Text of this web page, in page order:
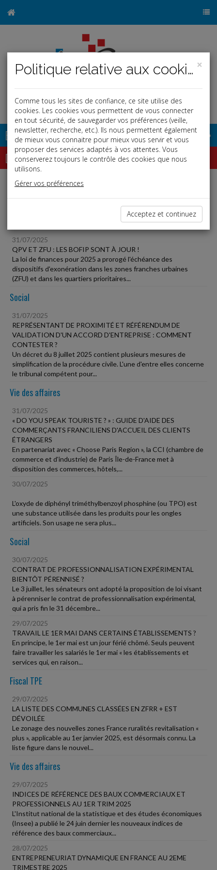
Base documentaire
Dépêches
Liste des dernières dépêches
31/07/2025
QPV ET ZFU : LES BOFIP SONT À JOUR !
La loi de finances pour 2025 a prorogé l'échéance des
dispositifs d'exonération dans les zones franches urbaines
(ZFU) et dans les quartiers prioritaires...
Social
31/07/2025
REPRÉSENTANT DE PROXIMITÉ ET RÉFÉRENDUM DE
VALIDATION D'UN ACCORD D'ENTREPRISE : COMMENT
CONTESTER ?
Un décret du 8 juillet 2025 contient plusieurs mesures de
simplification de la procédure civile. L'une d'entre elles concerne
le tribunal compétent pour...
Vie des affaires
31/07/2025
« DO YOU SPEAK TOURISTE ? » : GUIDE D'AIDE DES
COMMERÇANTS FRANCILIENS D'ACCUEIL DES CLIENTS
ÉTRANGERS
En partenariat avec « Choose Paris Region », la CCI (chambre de
commerce et d'industrie) de Paris Île-de-France met à
disposition des commerces, hôtels,...
30/07/2025
L'oxyde de diphényl triméthylbenzoyl phosphine (ou TPO) est
une substance utilisée dans les produits pour les ongles
artificiels. Son usage ne sera plus...
Social
30/07/2025
CONTRAT DE PROFESSIONNALISATION EXPÉRIMENTAL
BIENTÔT PÉRENNISÉ ?
Le 3 juillet, les sénateurs ont adopté la proposition de loi visant
à pérenniser le contrat de professionnalisation expérimental,
qui a pris fin le 31 décembre...
29/07/2025
TRAVAIL LE 1ER MAI DANS CERTAINS ÉTABLISSEMENTS ?
En principe, le 1er mai est un jour férié chômé. Seuls peuvent
faire travailler les salariés le 1er mai « les établissements et
services qui, en raison...
Fiscal TPE
29/07/2025
LA LISTE DES COMMUNES CLASSÉES EN ZFRR + EST
DÉVOILÉE
Le zonage des nouvelles zones France ruralités revitalisation «
plus », applicable au 1er janvier 2025, est désormais connu. La
liste figure dans le nouvel...
Vie des affaires
29/07/2025
INDICES DE RÉFÉRENCE DES BAUX COMMERCIAUX ET
PROFESSIONNELS AU 1ER TRIM 2025
L'Institut national de la statistique et des études économiques
(Insee) a publié le 24 juin dernier les nouveaux indices de
référence des baux commerciaux...
28/07/2025
ENTREPRENEURIAT DYNAMIQUE EN FRANCE AU 2EME
TRIMESTRE 2025
×
Politique relative aux cookies
Comme tous les sites de confiance, ce site utilise des
cookies. Les cookies vous permettent de vous connecter
en tout sécurité, de sauvegarder vos préférences (veille,
newsletter, recherche, etc.). Ils nous permettent également
de mieux vous connaitre pour mieux vous servir et vous
proposer des services adaptés à vos attentes. Vous
conserverez toujours le contrôle des cookies que nous
utilisons.
Gérer vos préférences
Acceptez et continuez